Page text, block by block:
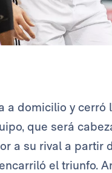
a domicilio y cerró
que será
a su rival a partir
el triunfo.